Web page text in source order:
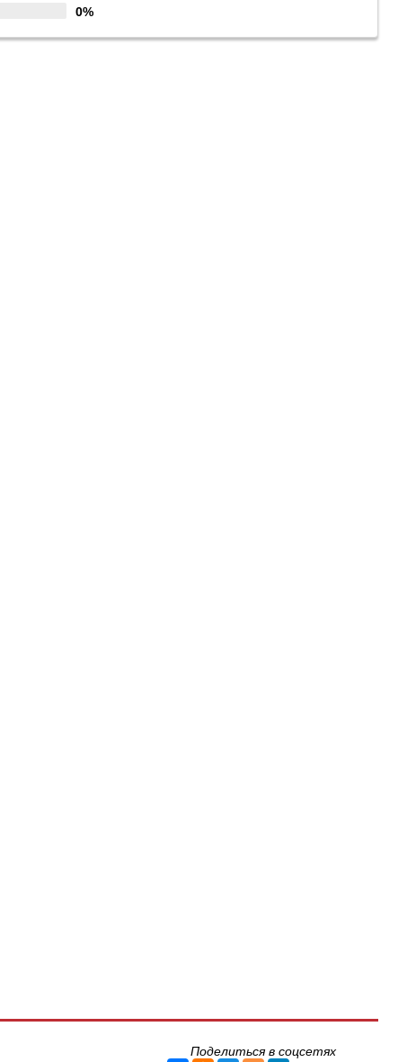
0%
Поделиться в соцсетях